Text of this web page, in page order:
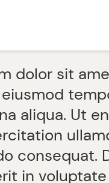
dolor sit
aliqua. Ut
consequat.
in